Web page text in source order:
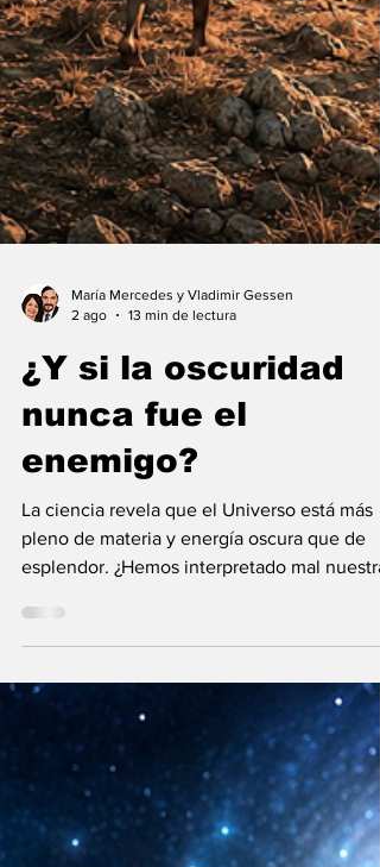
2 ago
13 min de lectura
¿Y si la oscuridad
nunca fue el
enemigo?
La ciencia revela que el Universo está más
pleno de materia y energía oscura que de
esplendor. ¿Hemos interpretado mal
diferencias?